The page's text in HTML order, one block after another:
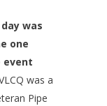
was
one
event
was a
Pipe